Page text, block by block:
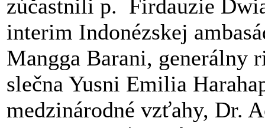
zúčastnili p. Firdauzie
interim Indonézskej
Mangga Barani, generálny
slečna Yusni Emilia
medzinárodné vzťahy, Dr.